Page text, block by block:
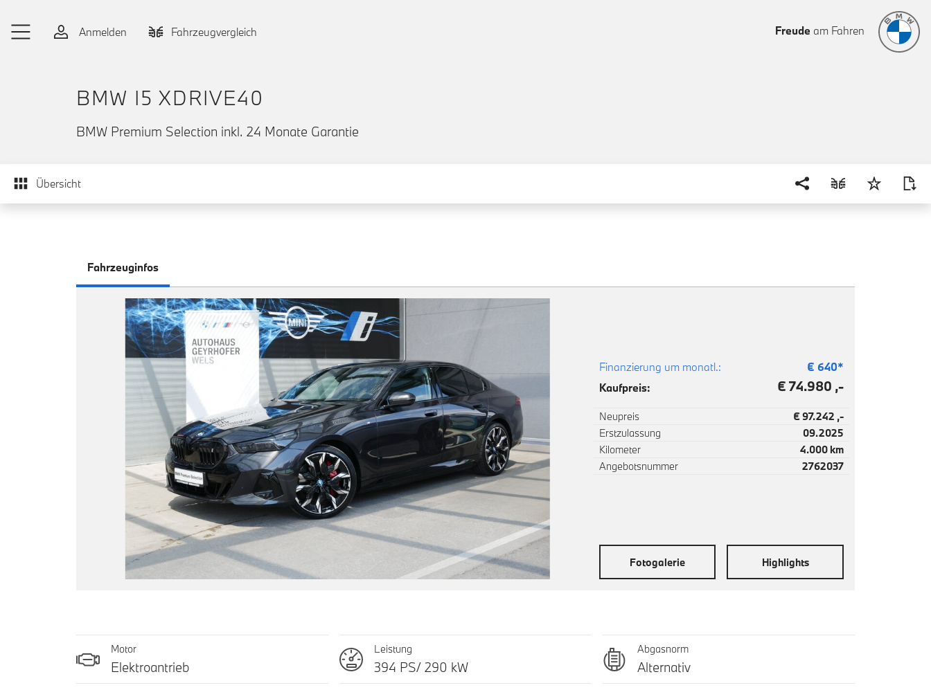
Anmelden
Fahrzeugvergleich Freude am Fahren
BMW I5 XDRIVE40
BMW Premium Selection inkl. 24 Monate Garantie
Übersicht
Fahrzeuginfos
Finanzierung um monatl.: € 640*
Kaufpreis:
€ 74.980 ,-
Neupreis
€ 97.242 ,-
Erstzulassung
09.2025
Kilometer
4.000 km
Angebotsnummer
2762037
Fotogalerie Highlights
Motor
Elektroantrieb
Leistung
394 PS/ 290 kW
Abgasnorm
Alternativ